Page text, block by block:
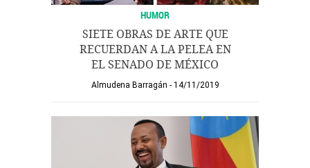
HUMOR
SIETE OBRAS DE ARTE QUE
RECUERDAN A LA PELEA EN
EL SENADO DE MÉXICO
Almudena Barragán 14/11/2019